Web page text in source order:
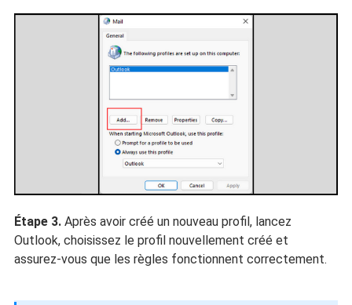
Étape 3.Après avoir créé un nouveau profil, lancez
Outlook, choisissez le profil nouvellement créé et
assurez-vous que les règles fonctionnent correctement.